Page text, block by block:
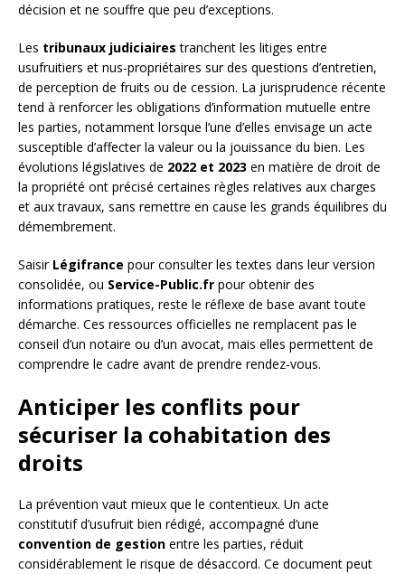
décision et ne souffre que peu d’exceptions.
Les tribunaux judiciaires tranchent les litiges entre
usufruitiers et nus-propriétaires sur des questions d’entretien,
de perception de fruits ou de cession. La jurisprudence récente
tend à renforcer les obligations d’information mutuelle entre
les parties, notamment lorsque l’une d’elles envisage un acte
susceptible d’affecter la valeur ou la jouissance du bien. Les
évolutions législatives de 2022 et 2023 en matière de droit de
la propriété ont précisé certaines règles relatives aux charges
et aux travaux, sans remettre en cause les grands équilibres du
démembrement.
Saisir Légifrance pour consulter les textes dans leur version
consolidée, ou Service-Public.fr pour obtenir des
informations pratiques, reste le réflexe de base avant toute
démarche. Ces ressources officielles ne remplacent pas le
conseil d’un notaire ou d’un avocat, mais elles permettent de
comprendre le cadre avant de prendre rendez-vous.
Anticiper les conflits pour
sécuriser la cohabitation des
droits
La prévention vaut mieux que le contentieux. Un acte
constitutif d’usufruit bien rédigé, accompagné d’une
convention de gestion entre les parties, réduit
considérablement le risque de désaccord. Ce document peut